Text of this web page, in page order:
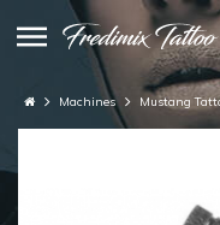
Machines Mustang